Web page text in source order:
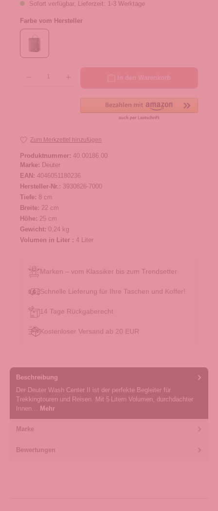
Sofort verfügbar, Lieferzeit: 1-3 Werktage
Farbe vom Hersteller
Zum Merkzettel hinzufügen
Produktnummer: 40.00186.00
Marke: Deuter
EAN: 4046051180236
Hersteller-Nr.: 3930826-7000
Tiefe: 8 cm
Breite: 22 cm
Höhe: 25 cm
Gewicht: 0,24 kg
Volumen in Liter : 4 Liter
Marken – vom Klassiker bis zum Trendsetter
Schnelle Lieferung für Ihre Taschen und Koffer!
14 Tage Rückgaberecht
Kostenloser Versand ab 20 EUR
Beschreibung
Der Deuter Wash Center II ist der perfekte Begleiter für
Trekkingtouren und Reisen. Mit 5 Litern Volumen, durchdachter
Innen…
Mehr
Marke
Bewertungen